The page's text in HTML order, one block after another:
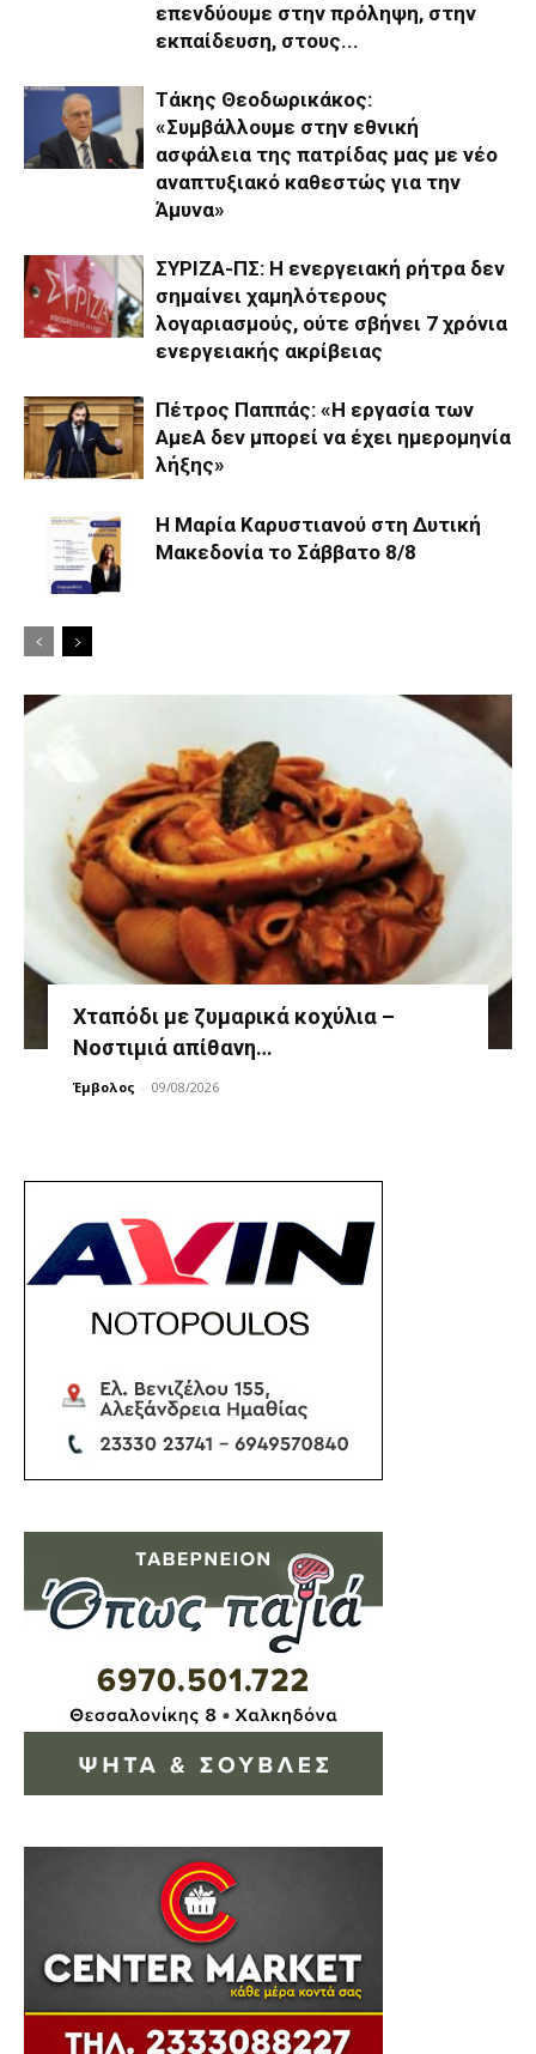
επενδύουμε στην πρόληψη, στην
εκπαίδευση, στους...
Τάκης Θεοδωρικάκος:
«Συμβάλλουμε στην εθνική
ασφάλεια της πατρίδας μας με νέο
αναπτυξιακό καθεστώς για την
Άμυνα»
ΣΥΡΙΖΑ-ΠΣ: Η ενεργειακή ρήτρα δεν
σημαίνει χαμηλότερους
λογαριασμούς, ούτε σβήνει 7 χρόνια
ενεργειακής ακρίβειας
Πέτρος Παππάς: «Η εργασία των
ΑμεΑ δεν μπορεί να έχει ημερομηνία
λήξης»
Η Μαρία Καρυστιανού στη Δυτική
Μακεδονία το Σάββατο 8/8
Χταπόδι με ζυμαρικά κοχύλια –
Νοστιμιά απίθανη…
Έμβολος - 09/08/2026